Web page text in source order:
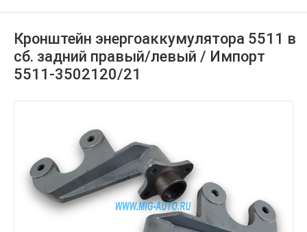
Кронштейн энергоаккумулятора 5511 в
сб. задний правый/левый / Импорт
5511-3502120/21